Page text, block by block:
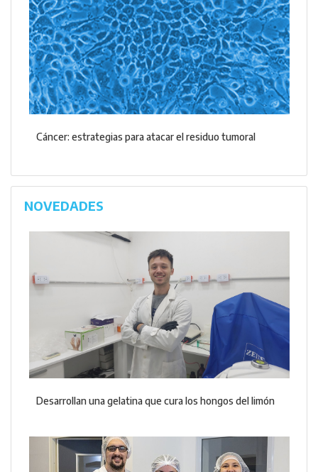
Cáncer: estrategias para atacar el residuo tumoral
NOVEDADES
Desarrollan una gelatina que cura los hongos del limón